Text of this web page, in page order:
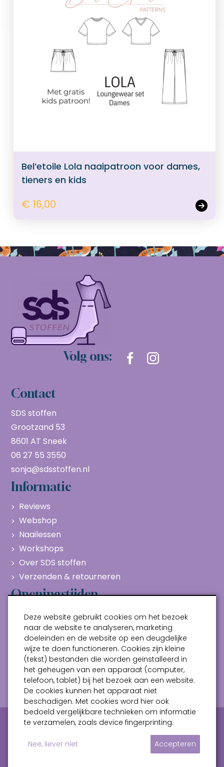
Bel’etoile Lola naaipatroon voor dames,
tieners en kids
€ 16,00
Volg ons:
Contact
SDS stoffen
Grootzand 53
8601 AT Sneek
06 27 55 3550
sonja@sdsstoffen.nl
Informatie
Reviews
Webshop
Naailessen
Workshops
Over SDS stoffen
Verzenden & retourneren
Openingstijden
Maandag
Gesloten
Dinsdag
10:00 - 17:00
Woensdag
10:00 - 17:00
Donderdag
10:00 - 17:00
Vrijdag
10:00 - 17:00
Zaterdag
10:00 - 17:00
Privacy verklaring
Algemene voorwaarden
Deze website gebruikt cookies om het bezoek
naar de website te analyseren, marketing
doeleinden en de website op een deugdelijke
wijze te doen functioneren. Cookies zijn kleine
(tekst) bestanden die worden geïnstalleerd in
het geheugen van een apparaat (computer,
telefoon, tablet) bij het bezoek aan een website.
De cookies kunnen het apparaat niet
beschadigen. Met cookies word hier ook
bedoeld vergelijkbare technieken om informatie
te verzamelen, zoals device fingerprinting.
Nee, liever niet Accepteren